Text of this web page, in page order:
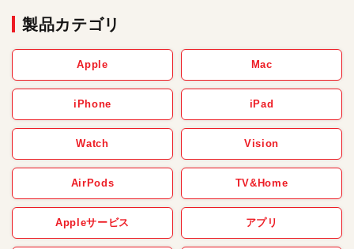
製品カテゴリ
Apple Mac
iPhone iPad
Watch Vision
AirPods TV&Home
Appleサービス アプリ